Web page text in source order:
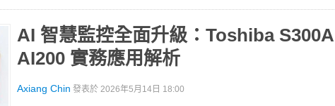
AI 智慧監控全⾯升級：Toshiba
AI200 實務應⽤解析
Axiang Chin 發表於 2026年5月14日 18:00